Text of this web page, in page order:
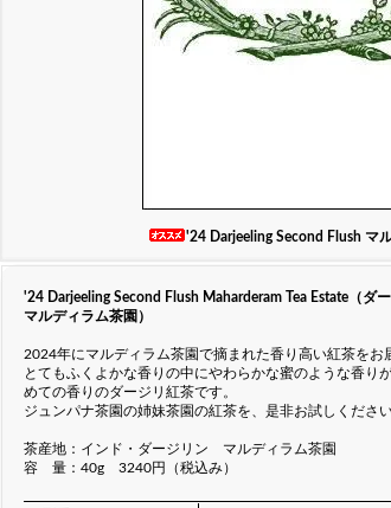
'24 Darjeeling Second Flush マ
'24 Darjeeling Second Flush Maharderam Tea Estate（ダ
マルディラム茶園）
2024年にマルディラム茶園で摘まれた香り高い紅茶をお
とてもふくよかな香りの中にやわらかな蜜のような香り
めての香りのダージリ紅茶です。
ジュンパナ茶園の姉妹茶園の紅茶を、是非お試しください
茶産地：インド・ダージリン マルディラム茶園
容 量：40g 3240円（税込み）